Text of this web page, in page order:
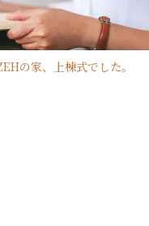
の家、上棟式でした。